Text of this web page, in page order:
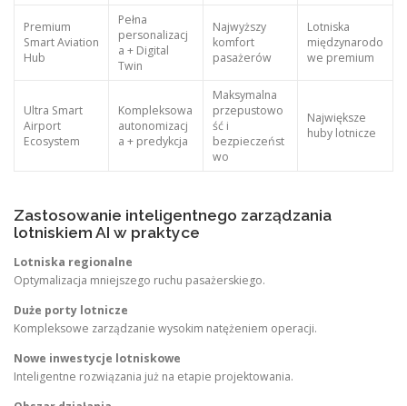
Premium
Smart Aviation
Hub
Pełna
personalizacj
a + Digital
Twin
Najwyższy
komfort
pasażerów
Lotniska
międzynarodo
we premium
Ultra Smart
Airport
Ecosystem
Kompleksowa
autonomizacj
a + predykcja
Maksymalna
przepustowo
ść i
bezpieczeńst
wo
Największe
huby lotnicze
Zastosowanie inteligentnego zarządzania
lotniskiem AI w praktyce
Lotniska regionalne
Optymalizacja mniejszego ruchu pasażerskiego.
Duże porty lotnicze
Kompleksowe zarządzanie wysokim natężeniem operacji.
Nowe inwestycje lotniskowe
Inteligentne rozwiązania już na etapie projektowania.